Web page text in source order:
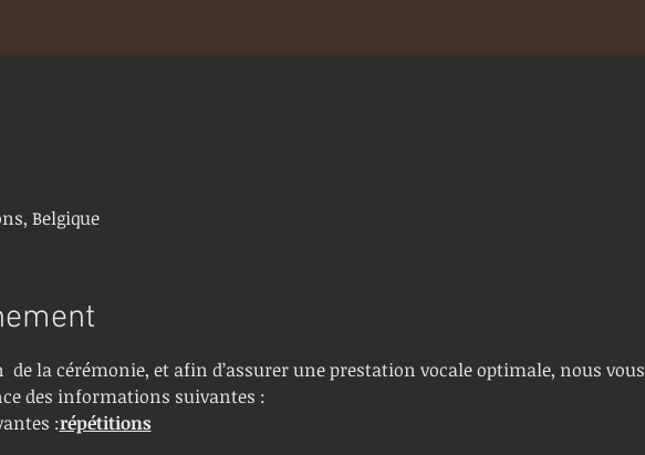
Belgique
de la cérémonie, et afin d’assurer une prestation vocale optimale, nous vous
des informations suivantes :
:répétitions